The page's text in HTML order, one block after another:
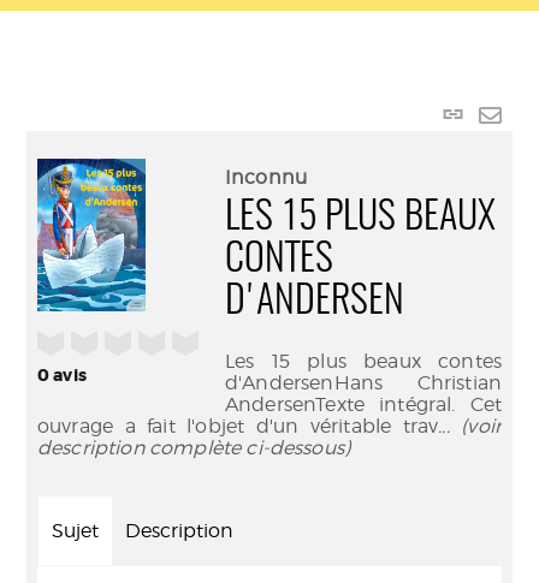
Lien
mail
0avis
Inconnu
LES 15 PLUS BEAUX
CONTES
D'ANDERSEN
Les 15 plus beaux contes
d'AndersenHans Christian
AndersenTexte intégral. Cet
ouvrage a fait l'objet d'un véritable trav... (voir
description complète ci-dessous)
Sujet Description